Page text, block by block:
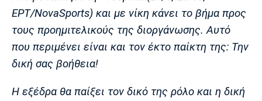
Μάντσεστερ
Γιουνάιτεντ
Τσέλσι Άρσεναλ
Λίβερπουλ
Μάντσεστερ
Σίτι
Γιουβέντους
ΕΡΤ/NovaSports) και με νίκη κάνει το βήμα προς
τους προημιτελικούς της διοργάνωσης. Αυτό
που περιμένει είναι και τον έκτο παίκτη της: Την
δική σας βοήθεια!
Η εξέδρα θα παίξει τον δικό της ρόλο και η δική